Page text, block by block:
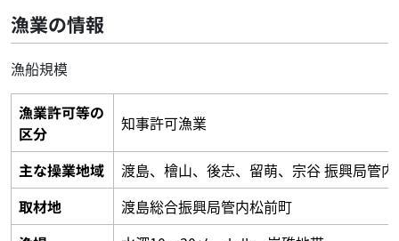
漁業の情報
漁船規模
漁業許可等の
区分
知事許可漁業
主な操業地域
渡島、檜山、後志、留萌、宗谷 振興局管内
取材地
渡島総合振興局管内松前町